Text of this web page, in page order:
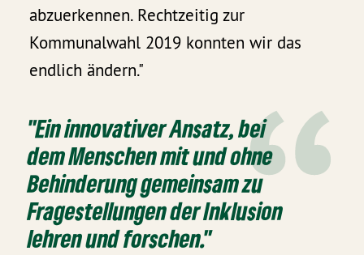
abzuerkennen. Rechtzeitig zur
Kommunalwahl 2019 konnten wir das
endlich ändern."
"Ein innovativer Ansatz, bei
dem Menschen mit und ohne
Behinderung gemeinsam zu
Fragestellungen der Inklusion
lehren und forschen."